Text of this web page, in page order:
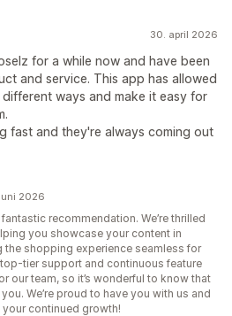
30. april 2026
for a while now and have been
and service. This app has allowed
ways and make it easy for
fast and they're always coming out
2026
recommendation. We’re thrilled
you showcase your content in
the shopping experience seamless for
tier support and continuous feature
our team, so it’s wonderful to know that
We’re proud to have you with us and
continued growth!